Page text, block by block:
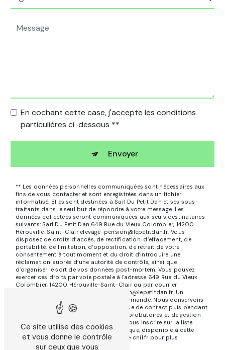
En cochant cette case, j'accepte les conditions
particulières ci-dessous **
Envoyer
** Les données personnelles communiquées sont nécessaires aux
fins de vous contacter et sont enregistrées dans un fichier
informatisé. Elles sont destinées à Sarl Du Petit Dan et ses sous-
traitants dans le seul but de répondre à votre message. Les
données collectées seront communiquées aux seuls destinataires
suivants: Sarl Du Petit Dan 649 Rue du Vieux Colombier, 14200
Hérouville-Saint-Clair elevage-pension@lepetitdan.fr. Vous
disposez de droits d’accès, de rectification, d’effacement, de
portabilité, de limitation, d’opposition, de retrait de votre
consentement à tout moment et du droit d’introduire une
réclamation auprès d’une autorité de contrôle, ainsi que
d’organiser le sort de vos données post-mortem. Vous pouvez
exercer ces droits par voie postale à l'adresse 649 Rue du Vieux
Colombier, 14200 Hérouville-Saint-Clair ou par courrier
électronique à l'adresse elevage-pension@lepetitdan.fr. Un
justificatif d'identité pourra vous être demandé. Nous conservons
vos données pendant la période de prise de contact puis pendant
la durée de prescription légale aux fins probatoires et de gestion
des contentieux. Vous avez le droit de vous inscrire sur la liste
d'opposition au démarchage téléphonique, disponible à cette
adresse:Bloctel.gouv.fr . Consultez le site cnil.fr pour plus
d’informations sur vos droits.
Ce site utilise des cookies
et vous donne le contrôle
sur ceux que vous